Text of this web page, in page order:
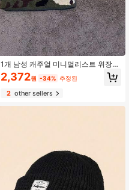
1개 남성 캐주얼 미니멀리스트 위장
패턴 니트 비니 모자, 야외, 일상복, 가
을/겨울 가을 장식, 여름, 해변, 휴가를
위한 패션 다용도 따뜻한 모자
2,372원 -34% 추정된
2other sellers